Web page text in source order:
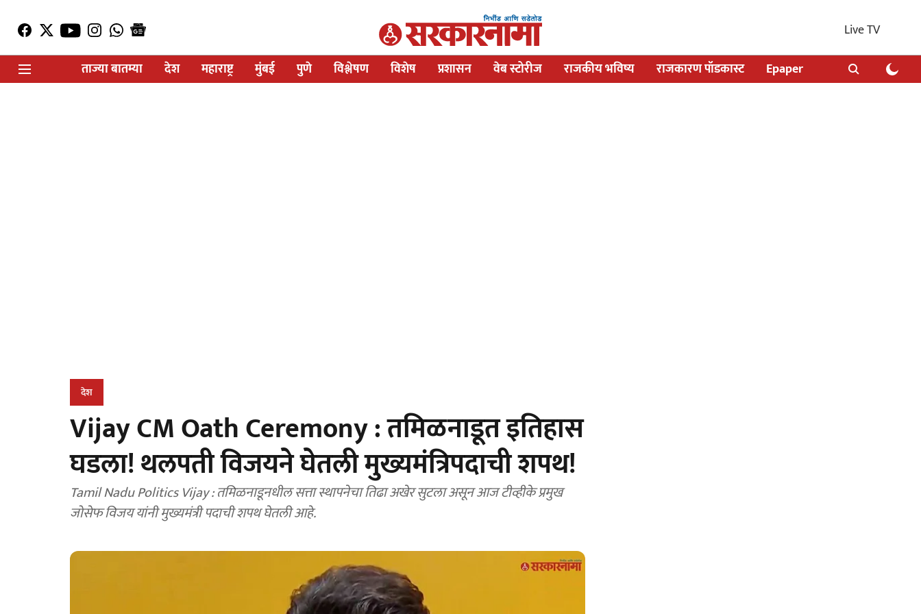
Live TV
ताज्या बातम्या
देश महाराष्ट्र मुंबई पुणे विश्लेषण विशेष प्रशासन वेब स्टोरीज राजकीय भविष्य राजकारण पॉडकास्ट Epaper
देश
Vijay CM Oath Ceremony : तमिळनाडूत इतिहास
घडला! थलपती विजयने घेतली मुख्यमंत्रि‍पदाची शपथ!
Tamil Nadu Politics Vijay : तमिळनाडूनधील सत्ता स्थापनेचा तिढा अखेर सुटला असून आज टीव्हीके प्रमुख
जोसेफ विजय यांनी मुख्यमंत्री पदाची शपथ घेतली आहे.